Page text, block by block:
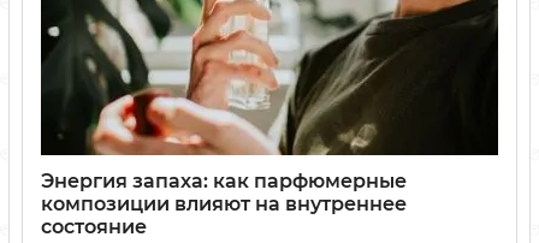
Энергия запаха: как парфюмерные
композиции влияют на внутреннее
состояние